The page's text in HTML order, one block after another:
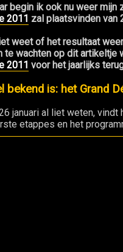
begin ik ook nu weer
2011 zal plaatsvinden van
weet of het resultaat
te wachten op dit artikeltje
2011 voor het jaarlijks
bekend is: het Grand
januari al liet weten, vindt
etappes en het